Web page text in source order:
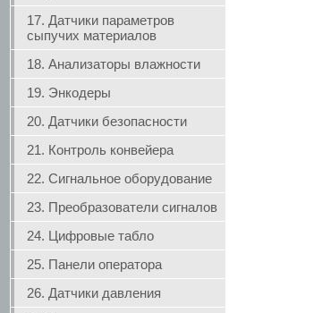
17. Датчики параметров
сыпучих материалов
18. Анализаторы влажности
19. Энкодеры
20. Датчики безопасности
21. Контроль конвейера
22. Сигнальное оборудование
23. Преобразователи сигналов
24. Цифровые табло
25. Панели оператора
26. Датчики давления